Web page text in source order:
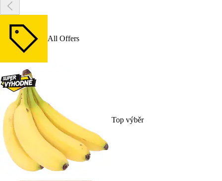
All Offers
Top výběr